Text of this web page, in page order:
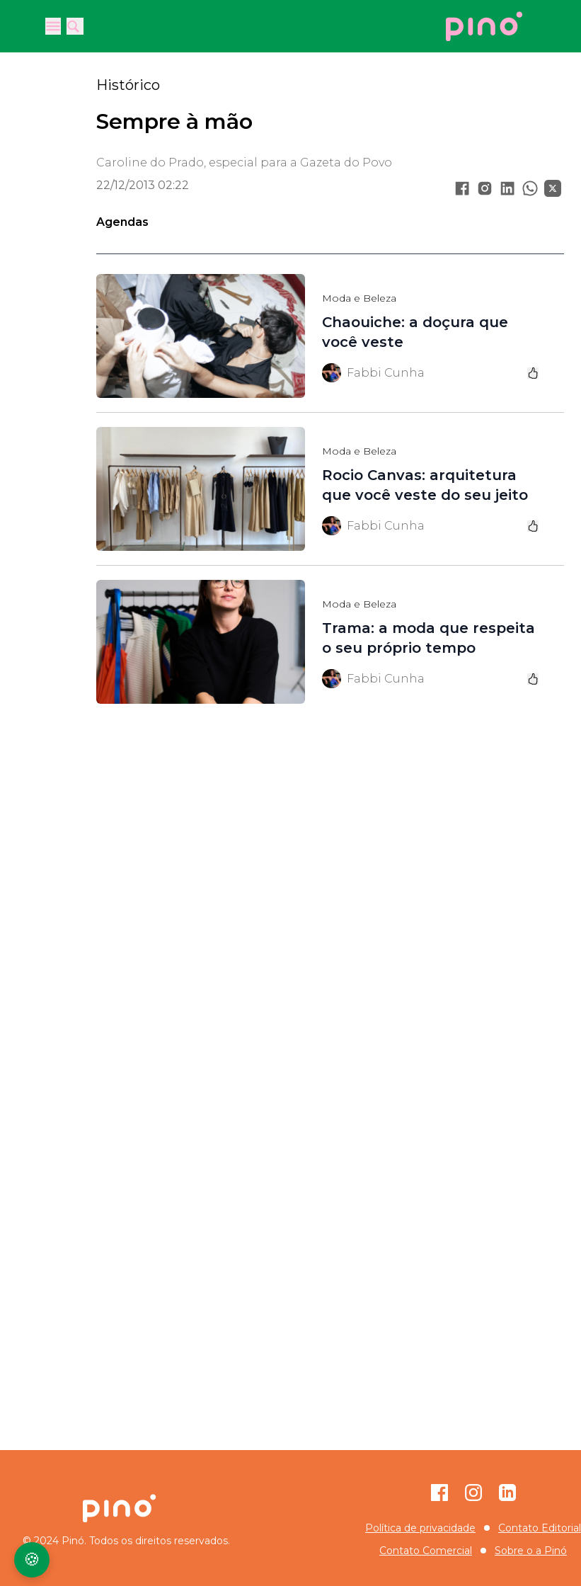
Open main menu
Open main menu
Your Company
Histórico
Sempre à mão
Caroline do Prado, especial para a Gazeta do Povo
22/12/2013 02:22
Agendas
Moda e Beleza
Chaouiche: a doçura que
você veste
Fabbi Cunha
Moda e Beleza
Rocio Canvas: arquitetura
que você veste do seu jeito
Fabbi Cunha
Moda e Beleza
Trama: a moda que respeita
o seu próprio tempo
Fabbi Cunha
© 2024 Pinó. Todos os direitos reservados.
FacebookInstagramGitHub
Política de privacidade
Contato Editorial
Contato Comercial
Sobre o a Pinó
🍪